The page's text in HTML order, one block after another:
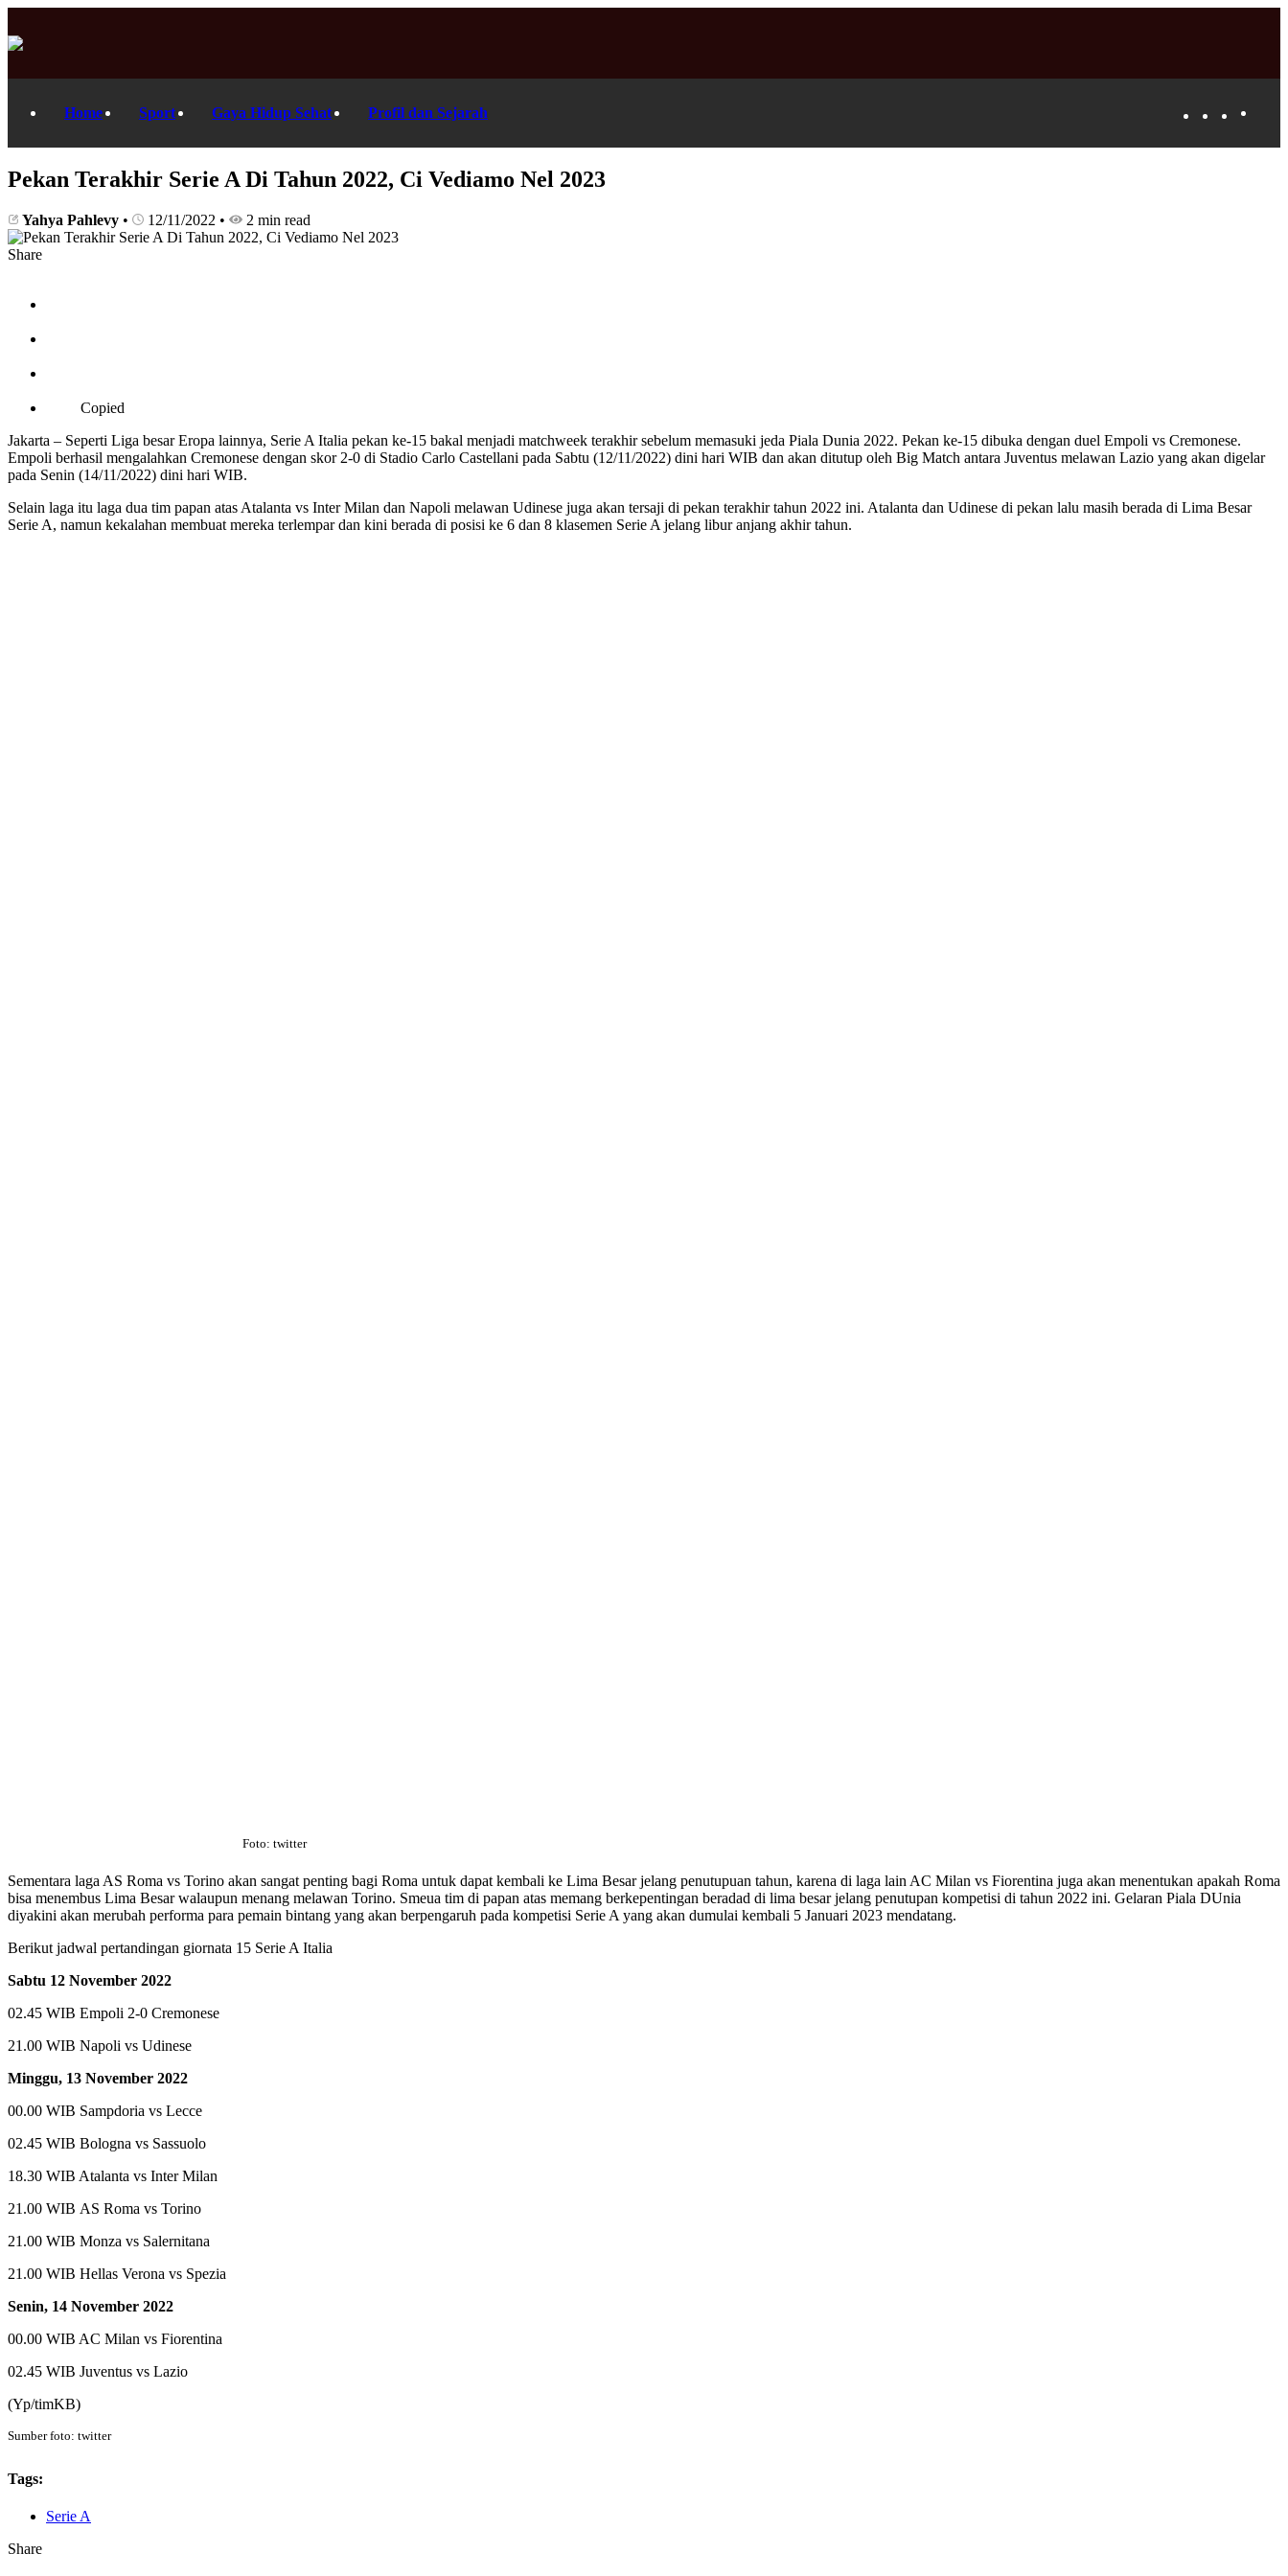
Home Sport Gaya Hidup Sehat Profil dan Sejarah
Pekan Terakhir Serie A Di Tahun 2022, Ci Vediamo Nel 2023
Yahya Pahlevy • 12/11/2022 • 2 min read
Share
Copied
Jakarta – Seperti Liga besar Eropa lainnya, Serie A Italia pekan ke-15 bakal menjadi matchweek terakhir sebelum memasuki jeda Piala Dunia 2022. Pekan ke-15 dibuka dengan duel Empoli vs Cremonese.
Empoli berhasil mengalahkan Cremonese dengan skor 2-0 di Stadio Carlo Castellani pada Sabtu (12/11/2022) dini hari WIB dan akan ditutup oleh Big Match antara Juventus melawan Lazio yang akan digelar
pada Senin (14/11/2022) dini hari WIB.
Selain laga itu laga dua tim papan atas Atalanta vs Inter Milan dan Napoli melawan Udinese juga akan tersaji di pekan terakhir tahun 2022 ini. Atalanta dan Udinese di pekan lalu masih berada di Lima Besar
Serie A, namun kekalahan membuat mereka terlempar dan kini berada di posisi ke 6 dan 8 klasemen Serie A jelang libur anjang akhir tahun.
Foto: twitter
Sementara laga AS Roma vs Torino akan sangat penting bagi Roma untuk dapat kembali ke Lima Besar jelang penutupuan tahun, karena di laga lain AC Milan vs Fiorentina juga akan menentukan apakah Roma
bisa menembus Lima Besar walaupun menang melawan Torino. Smeua tim di papan atas memang berkepentingan beradad di lima besar jelang penutupan kompetisi di tahun 2022 ini. Gelaran Piala DUnia
diyakini akan merubah performa para pemain bintang yang akan berpengaruh pada kompetisi Serie A yang akan dumulai kembali 5 Januari 2023 mendatang.
Berikut jadwal pertandingan giornata 15 Serie A Italia
Sabtu 12 November 2022
02.45 WIB Empoli 2-0 Cremonese
21.00 WIB Napoli vs Udinese
Minggu, 13 November 2022
00.00 WIB Sampdoria vs Lecce
02.45 WIB Bologna vs Sassuolo
18.30 WIB Atalanta vs Inter Milan
21.00 WIB AS Roma vs Torino
21.00 WIB Monza vs Salernitana
21.00 WIB Hellas Verona vs Spezia
Senin, 14 November 2022
00.00 WIB AC Milan vs Fiorentina
02.45 WIB Juventus vs Lazio
(Yp/timKB)
Sumber foto: twitter
Tags:
Serie A
Share